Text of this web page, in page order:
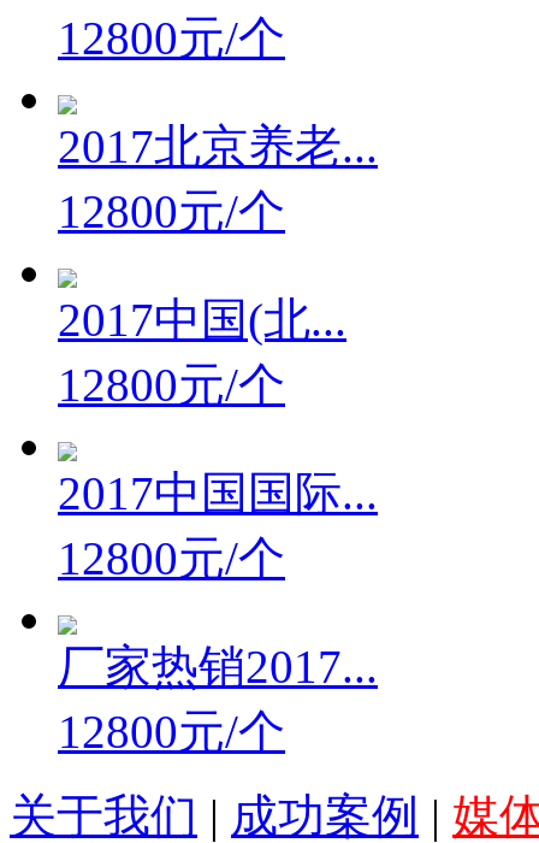
12800元/个
2017北京养老...
12800元/个
2017中国(北...
12800元/个
2017中国国际...
12800元/个
厂家热销2017...
12800元/个
关于我们 | 成功案例 | 媒